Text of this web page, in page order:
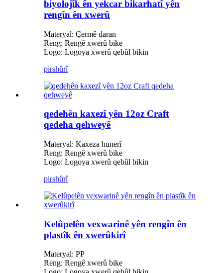
biyolojîk ên yekcar bikarhatî yên
rengîn ên xwerû
Materyal: Çermê daran
Reng: Rengê xwerû bike
Logo: Logoya xwerû qebûl bikin
pirshûrî
qedehên kaxezî yên 12oz Craft
qedeha qehweyê
Materyal: Kaxeza hunerî
Reng: Rengê xwerû bike
Logo: Logoya xwerû qebûl bikin
pirshûrî
Kelûpelên vexwarinê yên rengîn ên
plastîk ên xwerûkirî
Materyal: PP
Reng: Rengê xwerû bike